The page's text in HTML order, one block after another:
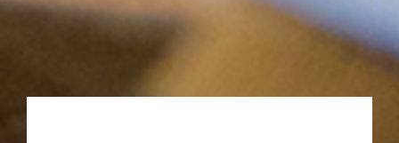
Betrokken en
ondernemende
professionals